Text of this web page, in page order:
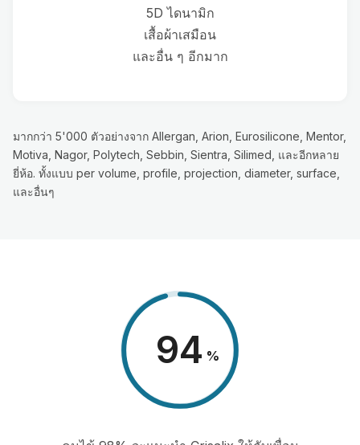
5D ไดนามิก
เสื้อผ้าเสมือน
และอื่น ๆ อีกมาก
มากกว่า 5'000 ตัวอย่างจาก Allergan, Arion, Eurosilicone, Mentor,
Motiva, Nagor, Polytech, Sebbin, Sientra, Silimed, และอีกหลาย
ยี่ห้อ. ทั้งแบบ per volume, profile, projection, diameter, surface,
และอื่นๆ
98 %